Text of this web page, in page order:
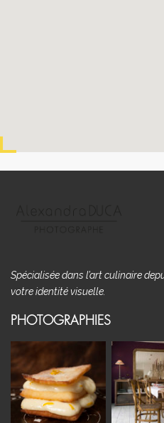
Spécialisée dans l’art culinaire
votre identité visuelle.
PHOTOGRAPHIES